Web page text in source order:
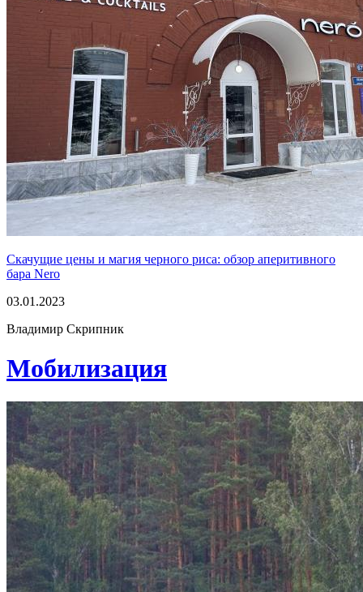
Скачущие цены и магия черного риса: обзор аперитивного
бара Nero
03.01.2023
Владимир Скрипник
Мобилизация